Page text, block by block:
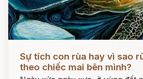
Sự tích con rùa hay vì sao
theo chiếc mai bên mình?